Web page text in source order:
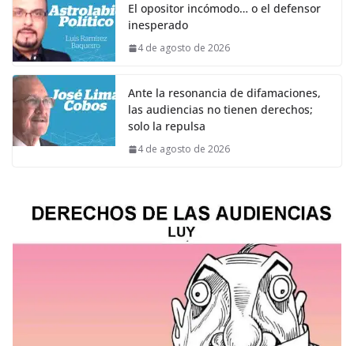
El opositor incómodo… o el defensor
inesperado
4 de agosto de 2026
Ante la resonancia de difamaciones,
las audiencias no tienen derechos;
solo la repulsa
4 de agosto de 2026